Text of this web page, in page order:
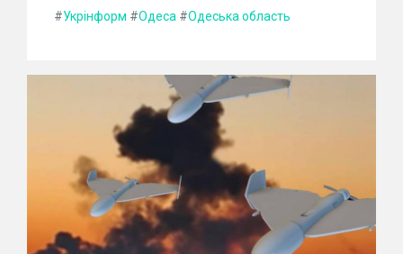
#Укрінформ #Одеса #Одеська область